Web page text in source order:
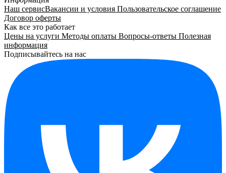
Наш сервисВакансии и условия Пользовательское соглашение
Договор оферты
Как все это работает
Цены на услуги Методы оплаты Вопросы-ответы Полезная
информация
Подписывайтесь на нас